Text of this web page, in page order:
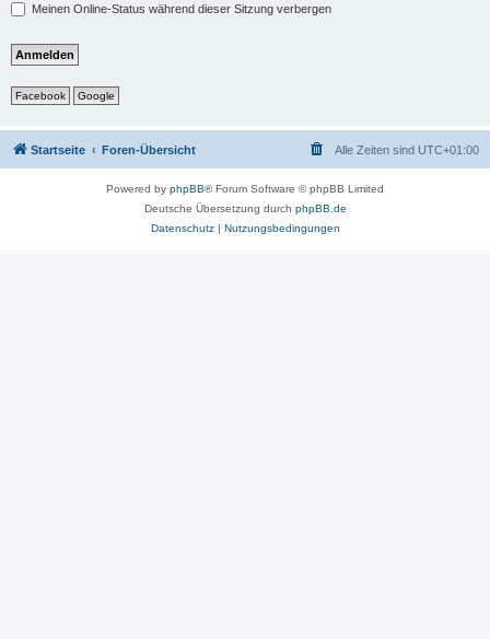
Meinen Online-Status während dieser Sitzung verbergen
Facebook Google
Startseite Foren-Übersicht Alle Zeiten sind UTC+01:00
Powered by phpBB® Forum Software © phpBB Limited
Deutsche Übersetzung durch phpBB.de
Datenschutz| Nutzungsbedingungen